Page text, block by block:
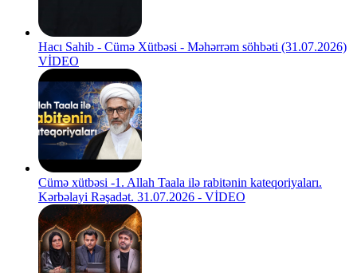
Hacı Sahib - Cümə Xütbəsi - Məhərrəm söhbəti (31.07.2026)
VİDEO
Cümə xütbəsi -1. Allah Taala ilə rabitənin kateqoriyaları.
Kərbəlayi Rəşadət. 31.07.2026 - VİDEO